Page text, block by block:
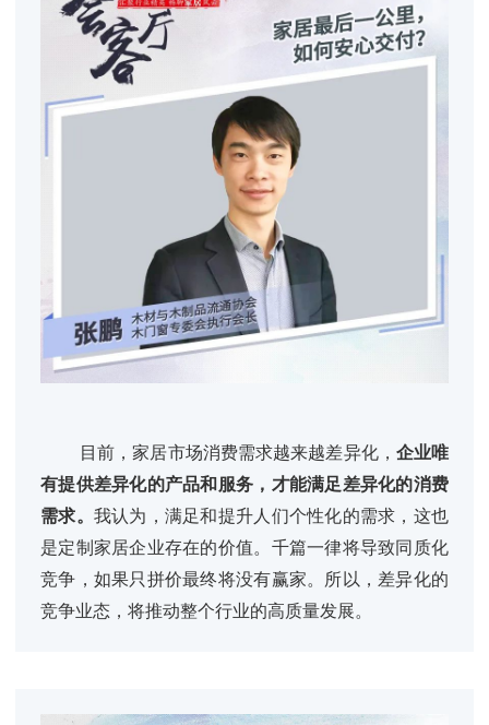
目前，家居市场消费需求越来越差异化， 企业唯
有提供差异化的产品和服务，才能满足差异化的消费
需求。 我认为，满足和提升人们个性化的需求，这也
是定制家居企业存在的价值。千篇一律将导致同质化
竞争，如果只拼价最终将没有赢家。所以，差异化的
竞争业态，将推动整个行业的高质量发展。